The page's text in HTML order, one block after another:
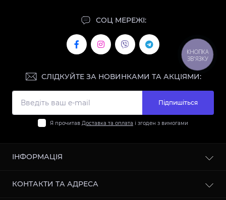
СОЦ МЕРЕЖІ:
СЛІДКУЙТЕ ЗА НОВИНКАМИ ТА АКЦІЯМИ:
Підпишіться
Я прочитав Доставка та оплата і згоден з вимогами
ІНФОРМАЦІЯ
Доставка та оплата
КОНТАКТИ ТА АДРЕСА
КНОПКА
ЗВ'ЯЗКУ